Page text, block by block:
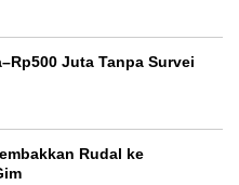
Juta Tanpa Survei
Rudal ke